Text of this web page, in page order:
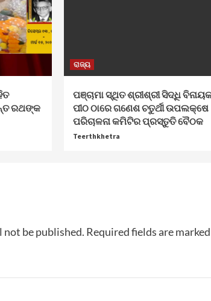
ରଥଙ୍କ
ରାଜ୍ୟ
ପଞ୍ଚାମା ସ୍ଥିତ ଶ୍ରୀଶ୍ରୀ ସିଦ୍ଧି
ପୀଠ ଠାରେ ଗଣେଶ ଚତୁର୍ଥୀ ଉପଲକ୍ଷେ
ପରିଚାଳନା କମିଟିର ପ୍ରସ୍ତୁତି ବୈଠକ
Teerthkhetra
not be published. Required fields are marked